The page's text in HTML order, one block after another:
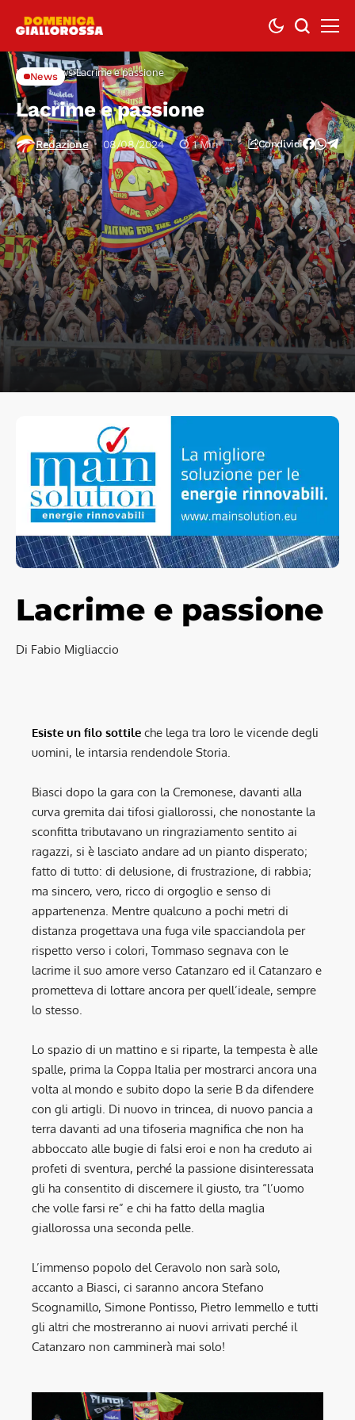
Home News Lacrime e passione
News
Lacrime e passione
Redazione 08/08/2024 1 Min Condividi
Lacrime e passione
Di Fabio Migliaccio
Esiste un filo sottile che lega tra loro le vicende degli
uomini, le intarsia rendendole Storia.
Biasci dopo la gara con la Cremonese, davanti alla
curva gremita dai tifosi giallorossi, che nonostante la
sconfitta tributavano un ringraziamento sentito ai
ragazzi, si è lasciato andare ad un pianto disperato;
fatto di tutto: di delusione, di frustrazione, di rabbia;
ma sincero, vero, ricco di orgoglio e senso di
appartenenza. Mentre qualcuno a pochi metri di
distanza progettava una fuga vile spacciandola per
rispetto verso i colori, Tommaso segnava con le
lacrime il suo amore verso Catanzaro ed il Catanzaro e
prometteva di lottare ancora per quell’ideale, sempre
lo stesso.
Lo spazio di un mattino e si riparte, la tempesta è alle
spalle, prima la Coppa Italia per mostrarci ancora una
volta al mondo e subito dopo la serie B da difendere
con gli artigli. Di nuovo in trincea, di nuovo pancia a
terra davanti ad una tifoseria magnifica che non ha
abboccato alle bugie di falsi eroi e non ha creduto ai
profeti di sventura, perché la passione disinteressata
gli ha consentito di discernere il giusto, tra “l’uomo
che volle farsi re” e chi ha fatto della maglia
giallorossa una seconda pelle.
L’immenso popolo del Ceravolo non sarà solo,
accanto a Biasci, ci saranno ancora Stefano
Scognamillo, Simone Pontisso, Pietro Iemmello e tutti
gli altri che mostreranno ai nuovi arrivati perché il
Catanzaro non camminerà mai solo!